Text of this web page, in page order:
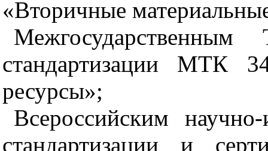
«Вторичные
стандартизации МТК
ресурсы»;
Всероссийским научно-
стандартизации и